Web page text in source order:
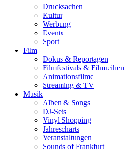
Drucksachen
Kultur
Werbung
Events
Sport
Film
Dokus & Reportagen
Filmfestivals & Filmreihen
Animationsfilme
Streaming & TV
Musik
Alben & Songs
DJ-Sets
Vinyl Shopping
Jahrescharts
Veranstaltungen
Sounds of Frankfurt